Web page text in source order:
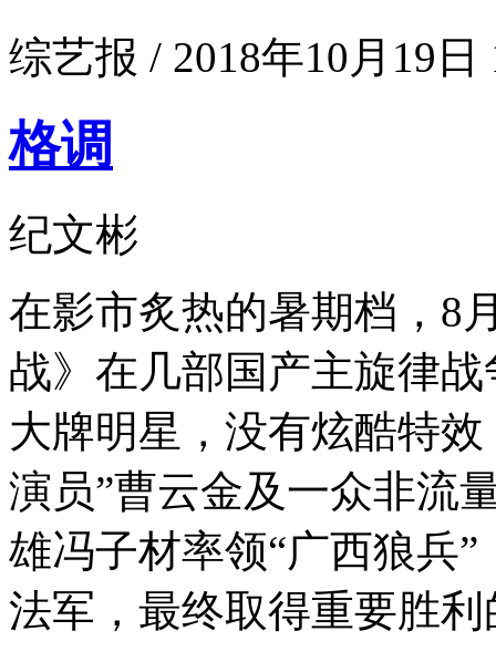
综艺报 / 2018年10月19日
格调
纪文彬
在影市炙热的暑期档，8
战》在几部国产主旋律
大牌明星，没有炫酷特
演员”曹云金及一众非流
雄冯子材率领“广西狼兵
法军，最终取得重要胜